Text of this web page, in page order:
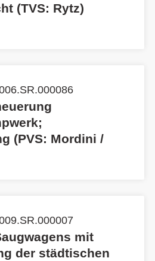
(TVS: Rytz)
(PVS: Mordini /
mit
der städtischen